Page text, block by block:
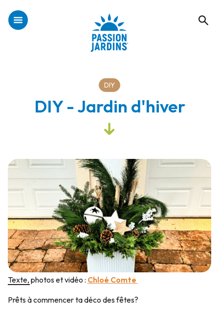
DIY
DIY - Jardin d'hiver
Texte, photos et vidéo : Chloé Comte
Prêts à commencer ta déco des fêtes?